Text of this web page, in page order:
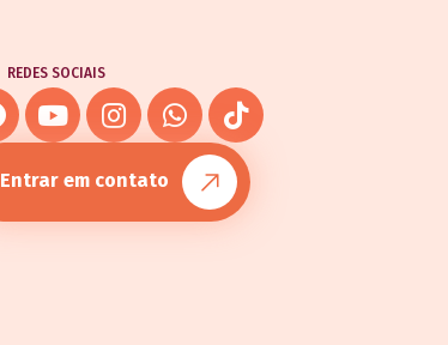
REDES SOCIAIS
Entrar em contato